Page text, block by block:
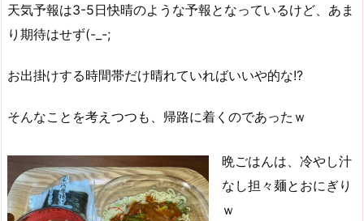
天気予報は3-5日快晴のような予報となっているけど、あま
り期待はせず(-_-;
お出掛けする時間帯だけ晴れていればいいや的な!?
そんなことを考えつつも、帰路に着くのであったｗ
晩ごはんは、冷やし汁
なし担々麺とおにぎり
ｗ